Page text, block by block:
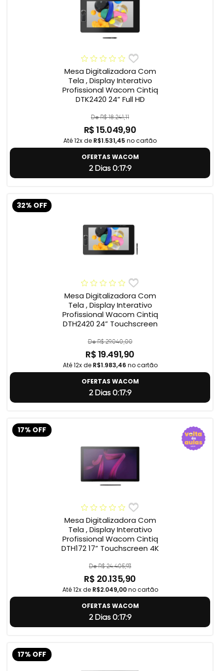
Mesa Digitalizadora Com
Tela , Display Interativo
Profissional Wacom Cintiq
DTK2420 24” Full HD
De R$ 18.241,11
R$ 15.049,90
Até 12x de R$1.531,45 no cartão
OFERTAS WACOM
2 Dias 0:17:8
32% OFF
Mesa Digitalizadora Com
Tela , Display Interativo
Profissional Wacom Cintiq
DTH2420 24” Touchscreen
De R$ 29.040,00
R$ 19.491,90
Até 12x de R$1.983,46 no cartão
OFERTAS WACOM
2 Dias 0:17:8
17% OFF
Mesa Digitalizadora Com
Tela , Display Interativo
Profissional Wacom Cintiq
DTH172 17” Touchscreen 4K
De R$ 24.405,93
R$ 20.135,90
Até 12x de R$2.049,00no cartão
OFERTAS WACOM
2 Dias 0:17:8
17% OFF